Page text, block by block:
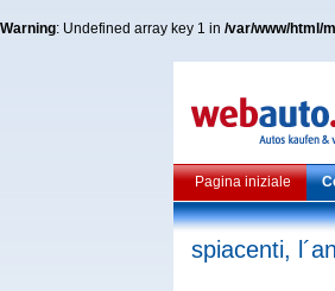
Warning: Undefined array key 1 in /var/www/html/
Pagina iniziale
spiacenti,